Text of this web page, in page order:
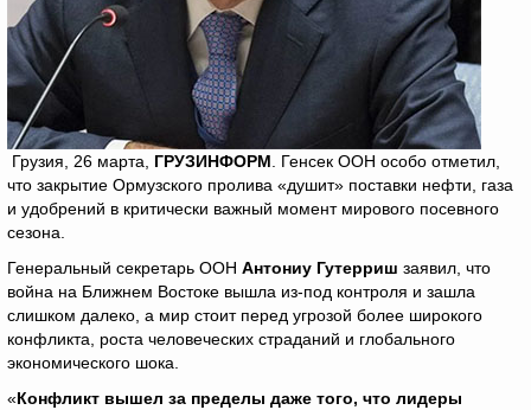
Грузия, 26 марта, ГРУЗИНФОРМ . Генсек ООН особо отметил,
что закрытие Ормузского пролива «душит» поставки нефти, газа
и удобрений в критически важный момент мирового посевного
сезона.
Генеральный секретарь ООН Антониу Гутерриш заявил, что
война на Ближнем Востоке вышла из-под контроля и зашла
слишком далеко, а мир стоит перед угрозой более широкого
конфликта, роста человеческих страданий и глобального
экономического шока.
«Конфликт вышел за пределы даже того, что лидеры